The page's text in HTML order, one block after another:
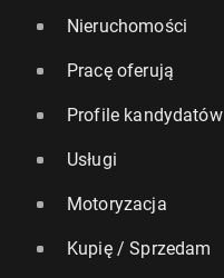
Nieruchomości
Pracę oferują
Profile kandydatów
Usługi
Motoryzacja
Kupię / Sprzedam